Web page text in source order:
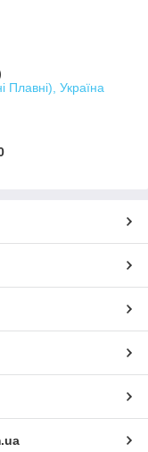
Плавні), Україна